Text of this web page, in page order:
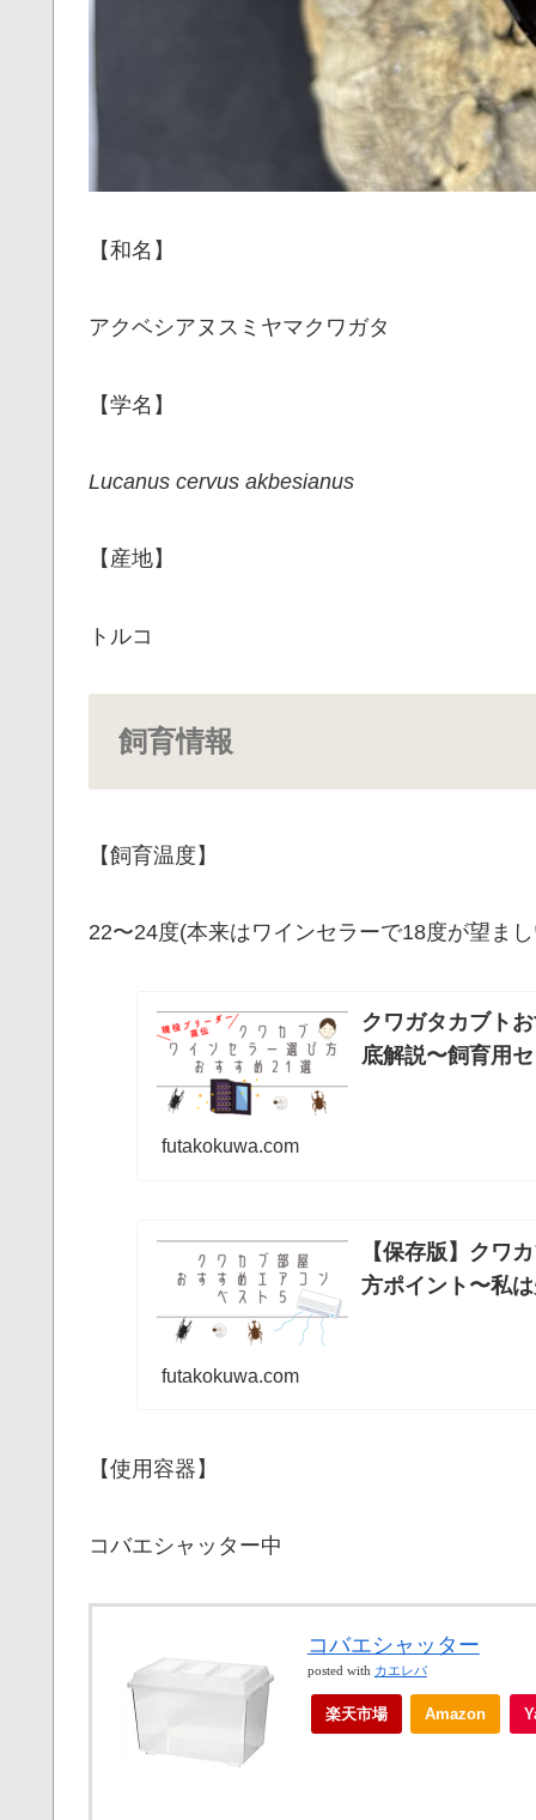
【和名】
アクベシアヌスミヤマクワガタ
【学名】
Lucanus cervus akbesianus
【産地】
トルコ
飼育情報
【飼育温度】
22〜24度(本来はワインセラーで18度が望ま
クワガタカブト
底解説〜飼育用
futakokuwa.com
【保存版】クワ
方ポイント〜私
futakokuwa.com
【使用容器】
コバエシャッター中
コバエシャッター
posted with カエレバ
楽天市場 Amazon